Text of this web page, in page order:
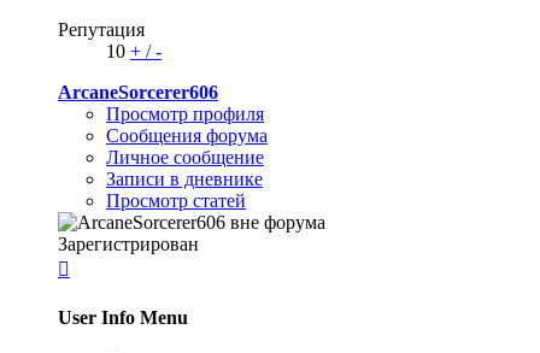
Репутация
10 + /-
ArcaneSorcerer606
Просмотр профиля
Сообщения форума
Личное сообщение
Записи в дневнике
Просмотр статей
Зарегистрирован

User Info Menu